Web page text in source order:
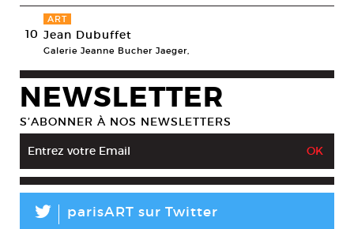
10
ART
Jean Dubuffet
Galerie Jeanne Bucher Jaeger,
NEWSLETTER
S’ABONNER À NOS NEWSLETTERS
L parisART sur Twitter